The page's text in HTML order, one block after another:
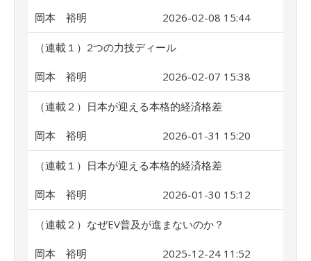
岡本 裕明 2026-02-08 15:44
（連載１）2つの力技ディール
岡本 裕明 2026-02-07 15:38
（連載２）日本が迎える本格的経済格差
岡本 裕明 2026-01-31 15:20
（連載１）日本が迎える本格的経済格差
岡本 裕明 2026-01-30 15:12
（連載２）なぜEV普及が進まないのか？
岡本 裕明 2025-12-24 11:52